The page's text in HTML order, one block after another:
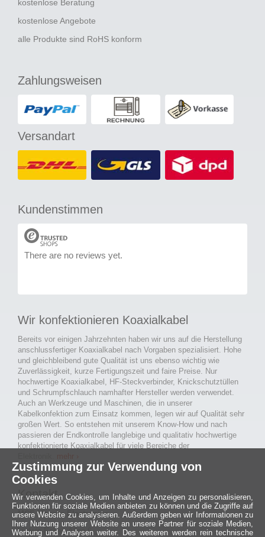
kostenlose Beratung
kostenlose Angebote
alle Produkte sind RoHS konform
Zahlungsweisen
Versandart
Kundenstimmen
There are no reviews yet.
Wir konfektionieren Koaxialkabel
Bereits vor einigen Jahrzehnten haben wir uns auf die Herstellung
anschlussfertiger Koaxialkabel nach Vorgaben spezialisiert. Hohe
und gleichbleibend gute Qualität ist uns ebenso wichtig wie
Zuverlässigkeit, kurze Fertigungszeit und faire Preise. Nur
hochwertige Koaxialkabel, HF-Steckverbinder, Knickschutztüllen
und Schrumpfschlauch namhafter Hersteller werden verwendet.
Auch an Werkzeuge und Maschinen, die in unserer
Kabelkonfektion zum Einsatz kommen, legen wir auf Qualität sehr
großen Wert. So entstehen mit unserem Know-How und nach
passieren der Endkontrolle langlebige und qualitativ hochwertige
konfektionierte Koaxialkabel für viele Bereiche der
Kontakt
MCE Mauritz Electronics
Ludwig-Eckes-Allee 6
Zustimmung zur Verwendung von
Cookies
Wir verwenden Cookies, um Inhalte und Anzeigen zu personalisieren,
Funktionen für soziale Medien anbieten zu können und die Zugriffe auf
unsere Website zu analysieren. Außerdem geben wir Informationen zu
Ihrer Nutzung unserer Website an unsere Partner für soziale Medien,
Werbung und Analysen weiter. Des weiteren werden rein technische